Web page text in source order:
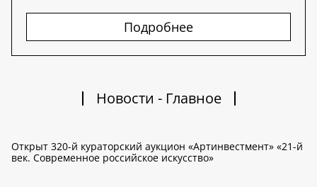
Подробнее
Новости - Главное
Открыт 320-й кураторский аукцион «Артинвестмент» «21-й
век. Современное российское искусство»